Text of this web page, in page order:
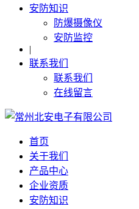
安防知识
防爆摄像仪
安防监控
|
联系我们
联系我们
在线留言
首页
关于我们
产品中心
企业资质
安防知识